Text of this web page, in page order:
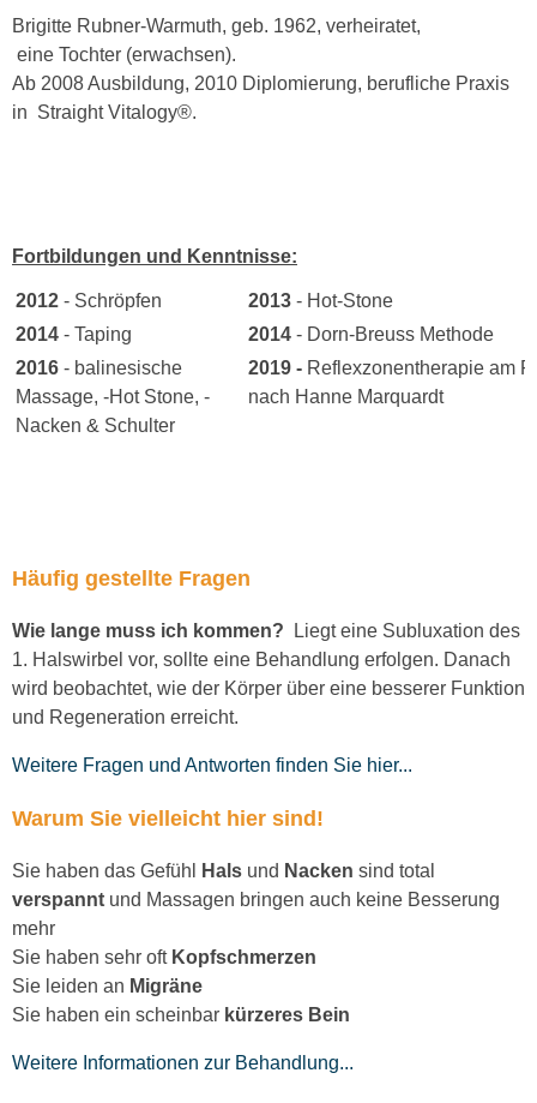
Brigitte Rubner-Warmuth, geb. 1962, verheiratet,
eine Tochter (erwachsen).
Ab 2008 Ausbildung, 2010 Diplomierung, berufliche Praxis
in Straight Vitalogy®.
Fortbildungen und Kenntnisse:
2012 - Schröpfen 2013 - Hot-Stone
2014 - Taping 2014 - Dorn-Breuss Methode
2016 - balinesische
Massage, -Hot Stone, -
Nacken & Schulter
2019 - Reflexzonentherapie am
nach Hanne Marquardt
Häufig gestellte Fragen
Wie lange muss ich kommen? Liegt eine Subluxation des
1. Halswirbel vor, sollte eine Behandlung erfolgen. Danach
wird beobachtet, wie der Körper über eine besserer Funktion
und Regeneration erreicht.
Weitere Fragen und Antworten finden Sie hier...
Warum Sie vielleicht hier sind!
Sie haben das Gefühl Hals und Nacken sind total
verspannt und Massagen bringen auch keine Besserung
mehr
Sie haben sehr oft Kopfschmerzen
Sie leiden an Migräne
Sie haben ein scheinbar kürzeres Bein
Weitere Informationen zur Behandlung...